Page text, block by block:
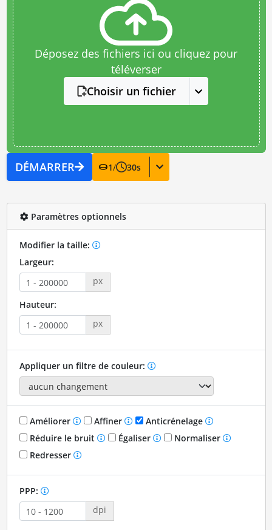
Déposez des fichiers ici ou cliquez pour
téléverser
Choisir un fichier
DÉMARRER 1/ 30s
Paramètres optionnels
Modifier la taille:
Largeur:
px
Hauteur:
px
Appliquer un filtre de couleur:
Améliorer Affiner
Anticrénelage
Réduire le bruit
Égaliser
Normaliser
Redresser
PPP:
dpi